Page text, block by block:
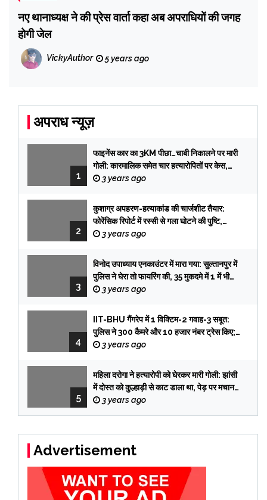
नए थानाध्यक्ष ने की प्रेस वार्ता कहा अब अपराधियों की जगह
होगी जेल
VickyAuthor 5 years ago
अपराध न्यूज़
1
फाइनेंस कार का 3KM पीछा…चाबी निकालने पर मारी
गोली: कारमालिक समेत चार हत्यारोपितों पर केस,
तलाश में टीमें प्रयागराज रवाना
3 years ago
2
कुशाग्र अपहरण-हत्याकांड की चार्जशीट तैयार:
फोरेंसिक रिपोर्ट में रस्सी से गला घोटने की पुष्टि,
फिरौती के लेटर की हैंडराइटिंग प्रभात की, सिक्योरिटी
3 years ago
3
विनोद उपाध्याय एनकाउंटर में मारा गया: सुल्तानपुर में
पुलिस ने घेरा तो फायरिंग की, 35 मुकदमे में 1 में भी
सजा नहीं हुई
3 years ago
4
IIT-BHU गैंगरेप में 1 विक्टिम-2 गवाह-3 सबूत:
पुलिस ने 300 कैमरे और 10 हजार नंबर ट्रेस किए;
तब पकड़े गए तीनों आरोपी
3 years ago
5
महिला दरोगा ने हत्यारोपी को घेरकर मारी गोली: झांसी
में दोस्त को कुल्हाड़ी से काट डाला था, पेड़ पर मचान
बनाकर 12 दिन छुपा रहा
3 years ago
Advertisement